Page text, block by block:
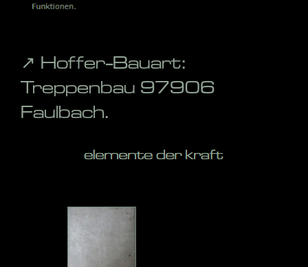
↗️ Hoffer-Bauart:
Treppenbau 97906
Faulbach.